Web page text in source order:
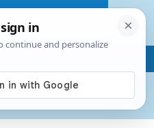
Pretplatite se na Poslovni
Već od10 EURmjesečno